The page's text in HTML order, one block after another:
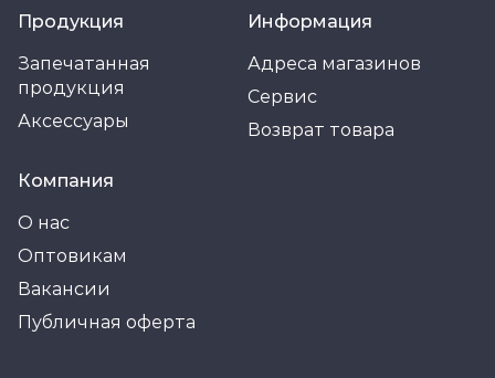
Продукция
Запечатанная
продукция
Аксессуары
Информация
Адреса магазинов
Сервис
Возврат товара
Компания
О нас
Оптовикам
Вакансии
Публичная оферта